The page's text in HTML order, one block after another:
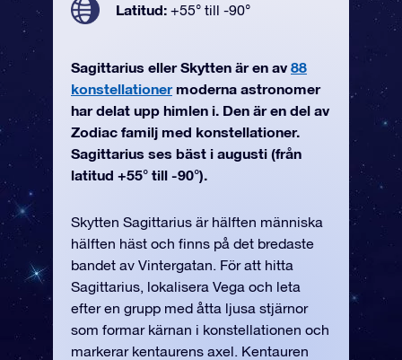
Latitud: +55° till -90°
Sagittarius eller Skytten är en av 88
konstellationermoderna astronomer
har delat upp himlen i. Den är en del av
Zodiac familj med konstellationer.
Sagittarius ses bäst i augusti (från
latitud +55° till -90°).
Skytten Sagittarius är hälften människa
hälften häst och finns på det bredaste
bandet av Vintergatan. För att hitta
Sagittarius, lokalisera Vega och leta
efter en grupp med åtta ljusa stjärnor
som formar kärnan i konstellationen och
markerar kentaurens axel. Kentauren